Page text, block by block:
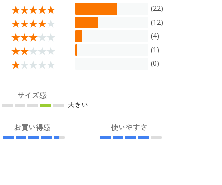
(22)
(12)
(4)
(1)
(0)
サイズ感
大きい
お買い得感 使いやすさ